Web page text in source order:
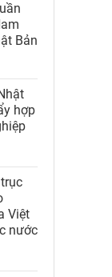
Bản
hợp
Việt
nước